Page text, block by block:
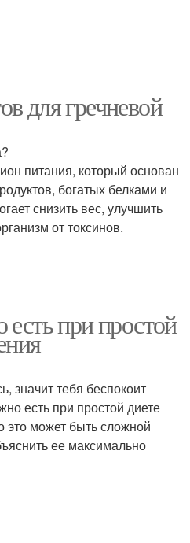
для гречневой
питания, который основан
богатых белками и
снизить вес, улучшить
от токсинов.
при простой
значит тебя беспокоит
есть при простой диете
это может быть сложной
ее максимально